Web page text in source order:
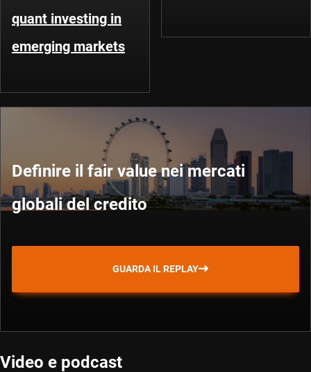
quant investing in
emerging markets
Definire il fair value nei mercati
globali del credito
GUARDA IL REPLAY
Video e podcast